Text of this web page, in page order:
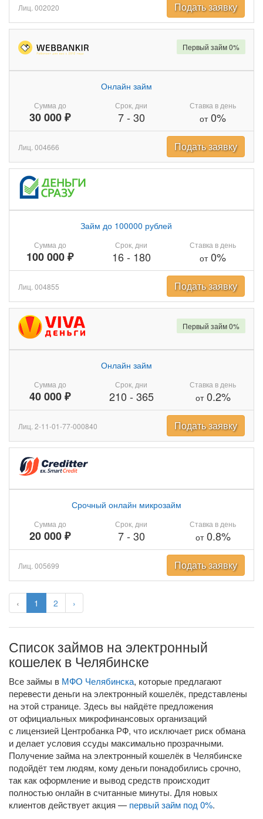
‹ 1 2 ›
Лиц. 002020 Подать заявку
Сумма до
30 000 ₽
Онлайн займ
Срок, дни
7- 30
Ставка в день
от0%
Первый займ 0%
Лиц. 004666 Подать заявку
Сумма до
100 000 ₽
Займ до 100000 рублей
Срок, дни
16- 180
Ставка в день
от0%
Лиц. 004855 Подать заявку
Сумма до
40 000 ₽
Онлайн займ
Срок, дни
210 - 365
Ставка в день
от0.2%
Первый займ 0%
Лиц. 2-11-01-77-000840 Подать заявку
Сумма до
20 000 ₽
Срочный онлайн микрозайм
Срок, дни
7- 30
Ставка в день
от0.8%
Лиц. 005699 Подать заявку
Список займов на электронный
кошелек в Челябинске
Все займы в МФО Челябинска, которые предлагают
перевести деньги на электронный кошелёк, представлены
на этой странице. Здесь вы найдёте предложения
от официальных микрофинансовых организаций
с лицензией Центробанка РФ, что исключает риск обмана
и делает условия ссуды максимально прозрачными.
Получение займа на электронный кошелёк в Челябинске
подойдёт тем людям, кому деньги понадобились срочно,
так как оформление и вывод средств происходит
полностью онлайн в считанные минуты. Для новых
клиентов действует акция — первый займ под 0%.